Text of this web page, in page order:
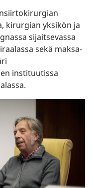
kirurgian yksikön ja
sijaitsevassa
sekä maksa-
instituutissa